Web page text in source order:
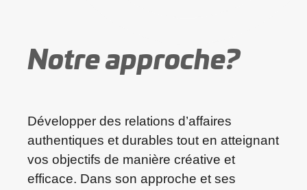
Notre approche?
Développer des relations d’affaires
authentiques et durables tout en atteignant
vos objectifs de manière créative et
efficace. Dans son approche et ses